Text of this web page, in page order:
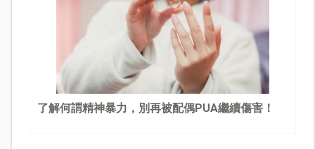
了解何謂精神暴力，別再被配偶PUA繼續傷害！